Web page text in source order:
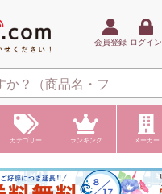
会員登録 ログイン
カテゴリー ランキング メーカー